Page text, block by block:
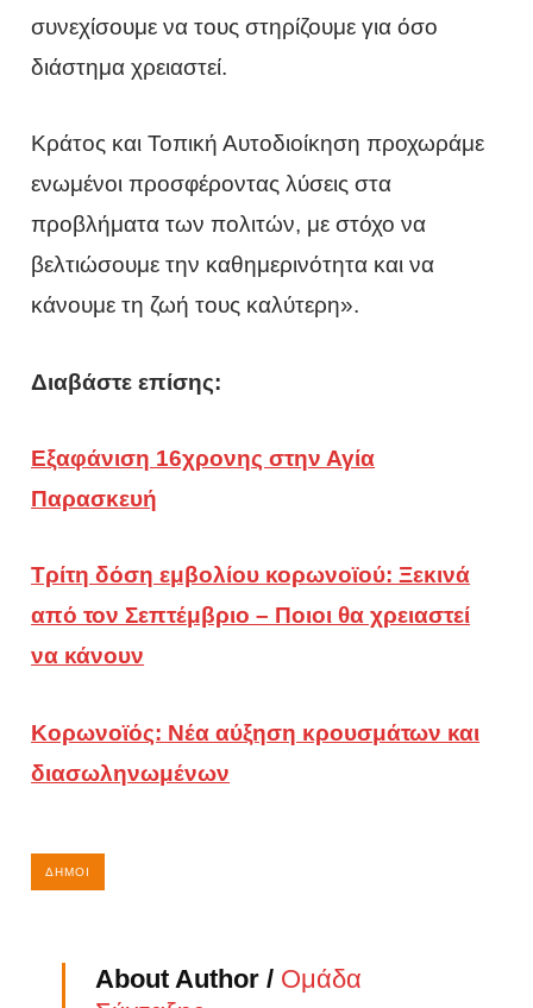
συνεχίσουμε να τους στηρίζουμε για όσο
διάστημα χρειαστεί.
Κράτος και Τοπική Αυτοδιοίκηση προχωράμε
ενωμένοι προσφέροντας λύσεις στα
προβλήματα των πολιτών, με στόχο να
βελτιώσουμε την καθημερινότητα και να
κάνουμε τη ζωή τους καλύτερη».
Διαβάστε επίσης:
Εξαφάνιση 16χρονης στην Αγία
Παρασκευή
Τρίτη δόση εμβολίου κορωνοϊού: Ξεκινά
από τον Σεπτέμβριο – Ποιοι θα χρειαστεί
να κάνουν
Κορωνοϊός: Νέα αύξηση κρουσμάτων και
διασωληνωμένων
ΔΉΜΟΙ
About Author / Ομάδα